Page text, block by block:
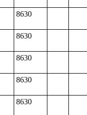
8630
8630
8630
8630
8630